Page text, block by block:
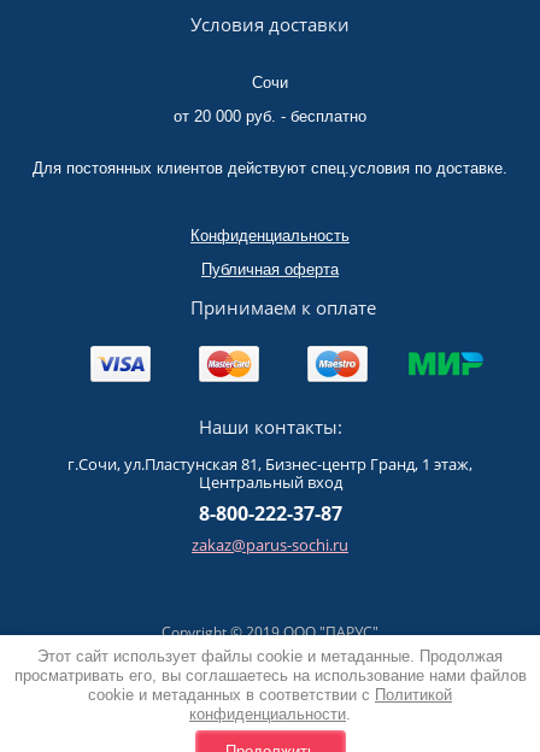
Этот сайт использует файлы cookie и метаданные. Продолжая
просматривать его, вы соглашаетесь на использование нами файлов
cookie и метаданных в соответствии с Политикой
конфиденциальности.
Условия доставки
Сочи
от 20 000 руб. - бесплатно
Для постоянных клиентов действуют спец.условия по доставке.
Конфиденциальность
Публичная оферта
Принимаем к оплате
Наши контакты:
г.Сочи, ул.Пластунская 81, Бизнес-центр Гранд, 1 этаж,
Центральный вход
8-800-222-37-87
zakaz@parus-sochi.ru
Copyright © 2019 ООО "ПАРУС"
Политика конфиденциальности